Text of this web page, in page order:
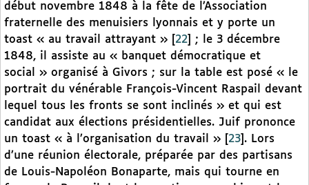
début novembre 1848 à la fête de l’Association
fraternelle des menuisiers lyonnais et y porte un
toast « au travail attrayant »
22
; le 3 décembre
1848, il assiste au « banquet démocratique et
social » organisé à Givors ; sur la table est posé « le
portrait du vénérable François-Vincent Raspail devant
lequel tous les fronts se sont inclinés » et qui est
candidat aux élections présidentielles. Juif prononce
un toast « à l’organisation du travail »
23 . Lors
d’une réunion électorale, préparée par des partisans
de Louis-Napoléon Bonaparte, mais qui tourne en